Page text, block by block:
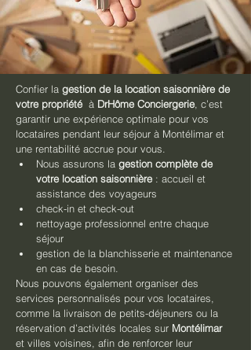
Confier la gestion de la location saisonnière de
votre propriété à DrHôme Conciergerie , c’est
garantir une expérience optimale pour vos
locataires pendant leur séjour à Montélimar et
une rentabilité accrue pour vous.
Nous assurons la gestion complète de
votre location saisonnière : accueil et
assistance des voyageurs
check-in et check-out
nettoyage professionnel entre chaque
séjour
gestion de la blanchisserie et maintenance
en cas de besoin.
Nous pouvons également organiser des
services personnalisés pour vos locataires,
comme la livraison de petits-déjeuners ou la
réservation d’activités locales sur Montélimar
et villes voisines, afin de renforcer leur